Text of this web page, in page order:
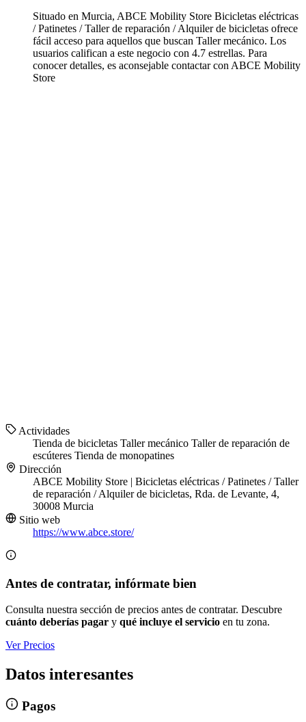
Situado en Murcia, ABCE Mobility Store Bicicletas eléctricas
/ Patinetes / Taller de reparación / Alquiler de bicicletas ofrece
fácil acceso para aquellos que buscan Taller mecánico. Los
usuarios califican a este negocio con 4.7 estrellas. Para
conocer detalles, es aconsejable contactar con ABCE Mobility
Store
Actividades
Tienda de bicicletas Taller mecánico Taller de reparación de
escúteres Tienda de monopatines
Dirección
ABCE Mobility Store | Bicicletas eléctricas / Patinetes / Taller
de reparación / Alquiler de bicicletas, Rda. de Levante, 4,
30008 Murcia
Sitio web
https://www.abce.store/
Antes de contratar, infórmate bien
Consulta nuestra sección de precios antes de contratar. Descubre
cuánto deberías pagar y qué incluye el servicio en tu zona.
Ver Precios
Datos interesantes
Pagos